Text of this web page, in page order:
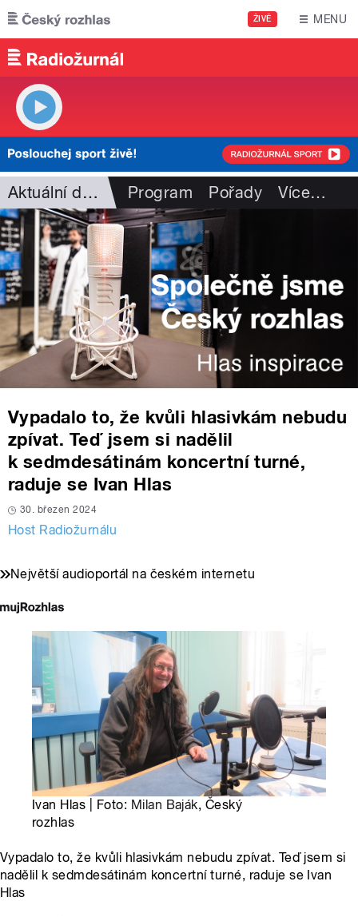
Přejít k hlavnímu obsahu
ŽIVĚ MENU
Aktuální dění Program Pořady Více…
Vypadalo to, že kvůli hlasivkám nebudu
zpívat. Teď jsem si nadělil
k sedmdesátinám koncertní turné,
raduje se Ivan Hlas
30. březen 2024
Host Radiožurnálu
Největší audioportál na českém internetu
Ivan Hlas | Foto: Milan Baják, Český
rozhlas
Vypadalo to, že kvůli hlasivkám nebudu zpívat. Teď jsem si
nadělil k sedmdesátinám koncertní turné, raduje se Ivan
Hlas